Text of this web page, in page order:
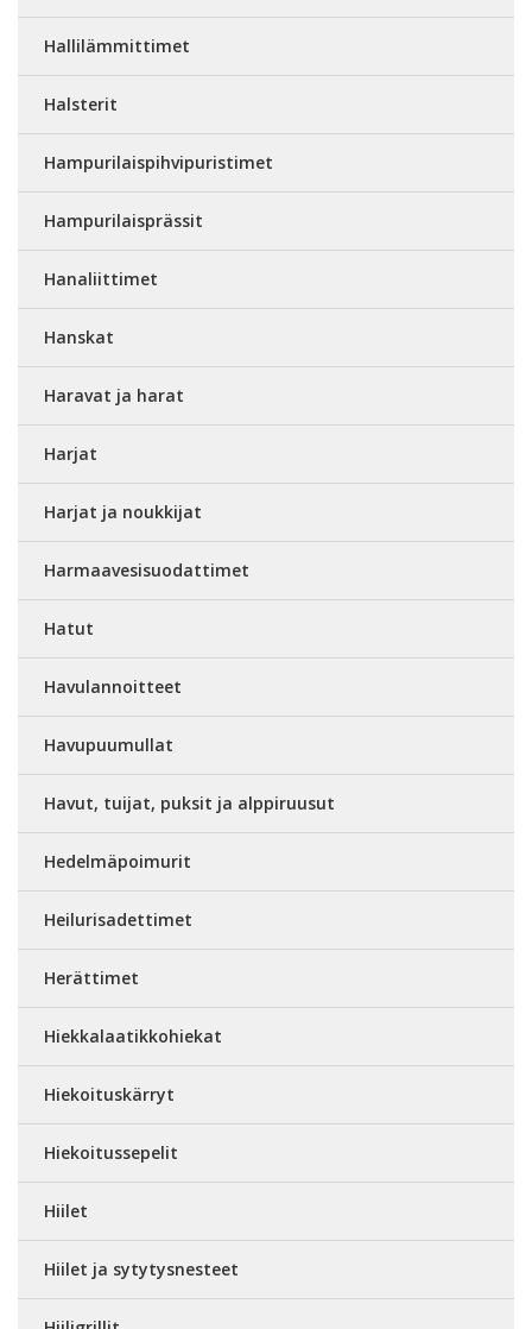
Hallilämmittimet
Halsterit
Hampurilaispihvipuristimet
Hampurilaisprässit
Hanaliittimet
Hanskat
Haravat ja harat
Harjat
Harjat ja noukkijat
Harmaavesisuodattimet
Hatut
Havulannoitteet
Havupuumullat
Havut, tuijat, puksit ja alppiruusut
Hedelmäpoimurit
Heilurisadettimet
Herättimet
Hiekkalaatikkohiekat
Hiekoituskärryt
Hiekoitussepelit
Hiilet
Hiilet ja sytytysnesteet